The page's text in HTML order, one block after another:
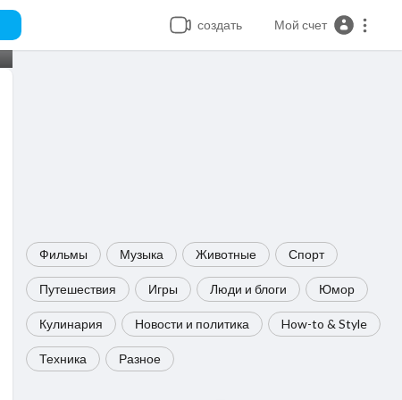
создать Мой счет
Фильмы Музыка Животные Спорт
Путешествия Игры Люди и блоги Юмор
Кулинария Новости и политика How-to & Style
Техника Разное